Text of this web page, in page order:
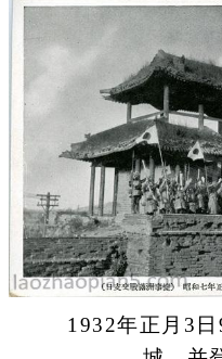
1932年正月3日9